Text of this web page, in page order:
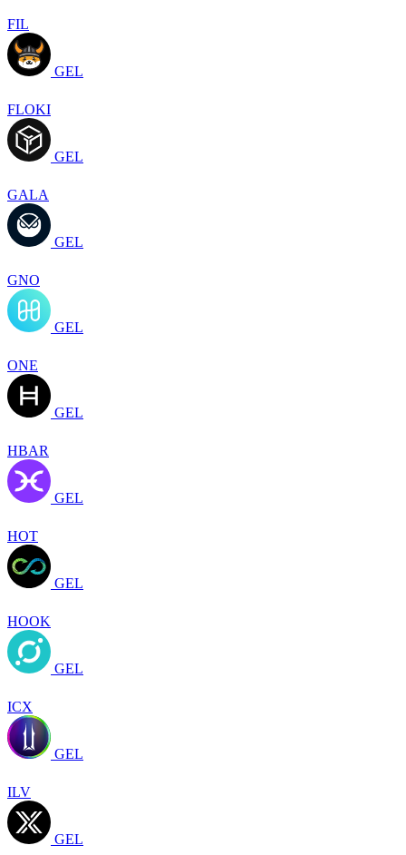
FIL
GEL
FLOKI
GEL
GALA
GEL
GNO
GEL
ONE
GEL
HBAR
GEL
HOT
GEL
HOOK
GEL
ICX
GEL
ILV
GEL